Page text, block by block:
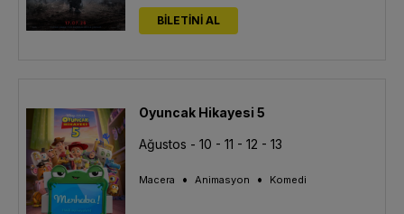
BİLETİNİ AL
Oyuncak Hikayesi 5
Ağustos - 10 - 11 - 12 - 13
Macera • Animasyon • Komedi